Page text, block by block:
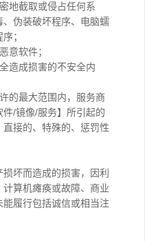
地截取或侵占任何系
伪装破坏程序、电脑蠕
；
意软件；
造成损害的不安全内
的最大范围内，服务商
/镜像/服务】所引起的
接的、特殊的、惩罚性
坏而造成的损害，因利
算机瘫痪或故障、商业
履行包括诚信或相当注